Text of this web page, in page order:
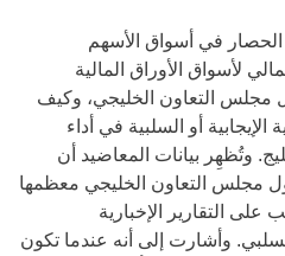
الحصار في أسواق الأسهم
لأسواق الأوراق المالية
مجلس التعاون الخليجي، وكيف
الإيجابية أو السلبية في أداء
وتُظهِر بيانات المعاضيد أن
مجلس التعاون الخليجي معظمها
على التقارير الإخبارية
السلبي. وأشارت إلى أنه عندما تكون